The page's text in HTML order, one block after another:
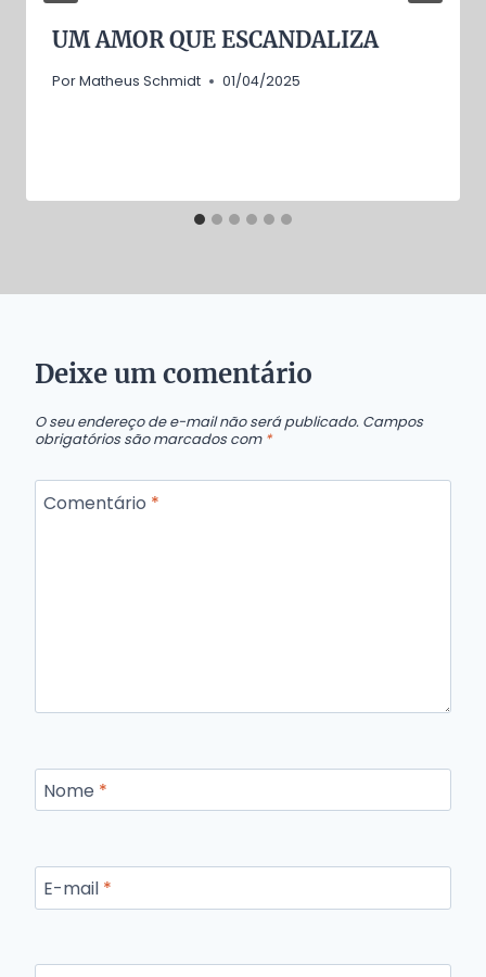
UM AMOR QUE ESCANDALIZA
PorMatheus Schmidt 01/04/2025
Deixe um comentário
O seu endereço de e-mail não será publicado. Campos
obrigatórios são marcados com *
Comentário *
Nome *
E-mail *